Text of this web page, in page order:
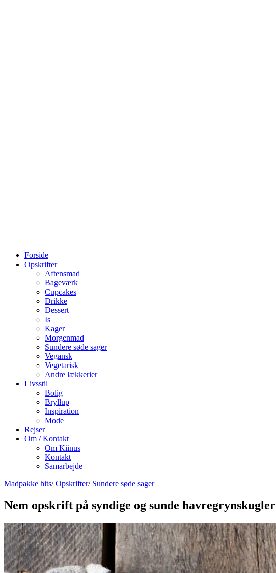
Forside
Opskrifter
Aftensmad
Bageværk
Cupcakes
Drikke
Dessert
Is
Kager
Morgenmad
Sundere søde sager
Vegansk
Vegetarisk
Andre lækkerier
Livsstil
Bolig
Bryllup
Inspiration
Mode
Rejser
Om / Kontakt
Om Kiinus
Kontakt
Samarbejde
Madpakke hits/ Opskrifter/ Sundere søde sager
Nem opskrift på syndige og sunde havregrynskugler